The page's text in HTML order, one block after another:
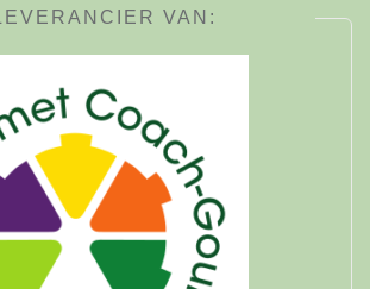
LEVERANCIER VAN: